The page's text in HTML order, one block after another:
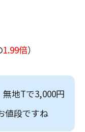
1.99倍）
地Tで3,000円
値段ですね